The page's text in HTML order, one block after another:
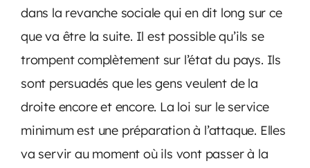
dans la revanche sociale qui en dit long sur ce
que va être la suite. Il est possible qu’ils se
trompent complètement sur l’état du pays. Ils
sont persuadés que les gens veulent de la
droite encore et encore. La loi sur le service
minimum est une préparation à l’attaque. Elles
va servir au moment où ils vont passer à la